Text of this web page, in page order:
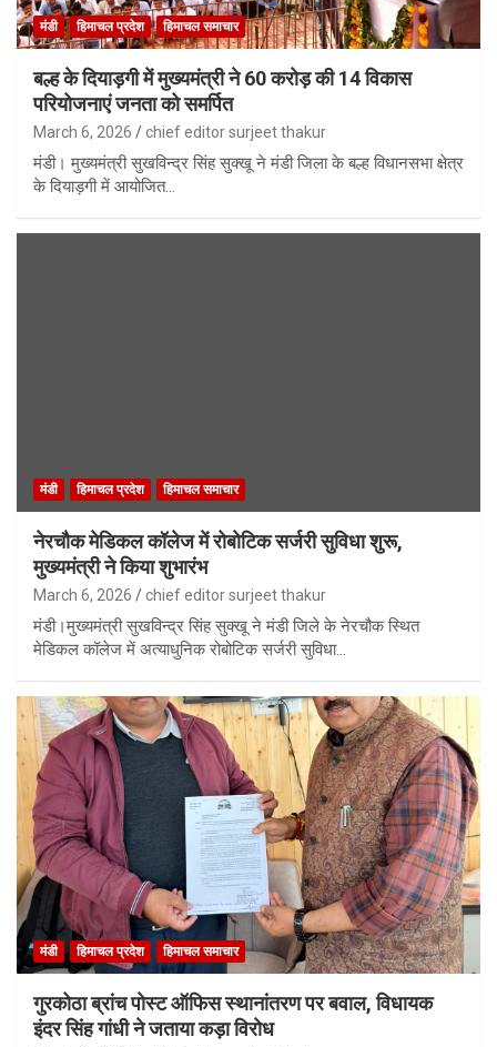
मंडी हिमाचल प्रदेश हिमाचल समाचार
बल्ह के दियाड़गी में मुख्यमंत्री ने 60 करोड़ की 14 विकास
परियोजनाएं जनता को समर्पित
March 6, 2026 chief editor surjeet thakur
मंडी। मुख्यमंत्री सुखविन्द्र सिंह सुक्खू ने मंडी जिला के बल्ह विधानसभा क्षेत्र
के दियाड़गी में आयोजित…
मंडी हिमाचल प्रदेश हिमाचल समाचार
नेरचौक मेडिकल कॉलेज में रोबोटिक सर्जरी सुविधा शुरू,
मुख्यमंत्री ने किया शुभारंभ
March 6, 2026 chief editor surjeet thakur
मंडी।मुख्यमंत्री सुखविन्द्र सिंह सुक्खू ने मंडी जिले के नेरचौक स्थित
मेडिकल कॉलेज में अत्याधुनिक रोबोटिक सर्जरी सुविधा…
मंडी हिमाचल प्रदेश हिमाचल समाचार
गुरकोठा ब्रांच पोस्ट ऑफिस स्थानांतरण पर बवाल, विधायक
इंदर सिंह गांधी ने जताया कड़ा विरोध